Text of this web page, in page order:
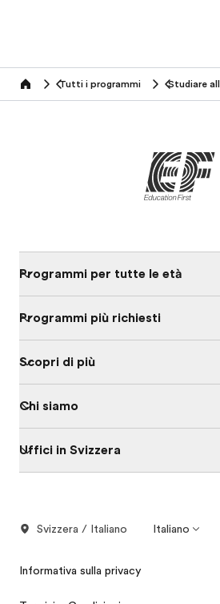
home Tutti i programmi Studiare
Programmi per tutte le età
Programmi più richiesti
Scopri di più
Chi siamo
Uffici in Svizzera
Svizzera / Italiano Italiano
Informativa sulla privacy